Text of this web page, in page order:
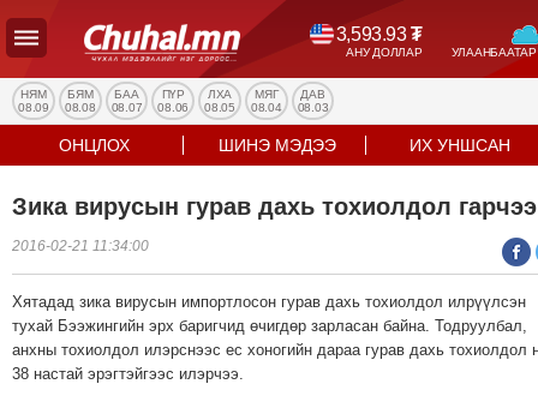
3,593.93₮
АНУ ДОЛЛАР
УЛС
ТӨР
НИЙГЭМ
ЭРҮҮЛ
МЭНД
СПОРТ
БОЛОВСРОЛ
ENTERTAINMENT
ДЭЛХИЙН
НЯМ
08.09
БЯМ
08.08
БАА
08.07
ПҮР
08.06
ЛХА
08.05
МЯГ
08.04
ДАВ
08.03
ОНЦЛОХ ШИНЭ МЭДЭЭ ИХ УНШСАН
Зика вирусын гурав дахь тохиолдол гарчээ
2016-02-21 11:34:00
Хятадад зика вирусын импортлосон гурав дахь тохиолдол илрүүлсэн
тухай Бээжингийн эрх баригчид өчигдөр зарласан байна. Тодруулбал,
анхны тохиолдол илэрснээс ес хоногийн дараа гурав дахь тохиолдол
38 настай эрэгтэйгээс илэрчээ.